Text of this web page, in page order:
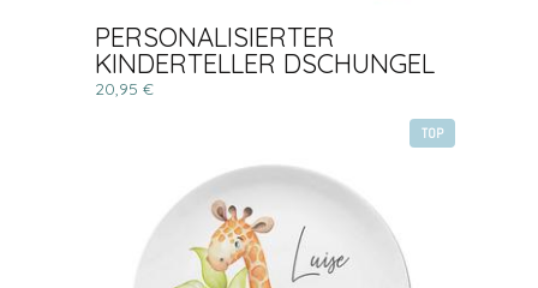
PERSONALISIERTER
KINDERTELLER DSCHUNGEL
20,95 €
TOP